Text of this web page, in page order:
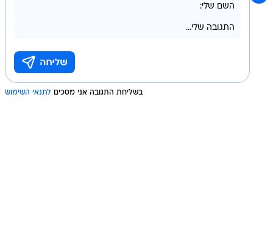
בשליחת התגובה אני מסכים לתנאי השימוש